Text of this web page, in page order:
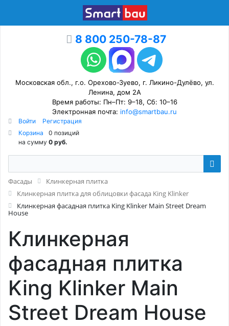
8 800 250-78-87
Московская обл., г.о. Орехово-Зуево, г. Ликино-Дулёво, ул.
Ленина, дом 2А
Время работы: Пн–Пт: 9–18, Сб: 10–16
Электронная почта: info@smartbau.ru
Войти
Регистрация
Корзина
0 позиций
на сумму 0 руб.
Фасады
Клинкерная плитка
Клинкерная плитка для облицовки фасада King Klinker
Клинкерная фасадная плитка King Klinker Main Street Dream
House
Клинкерная
фасадная плитка
King Klinker Main
Street Dream House